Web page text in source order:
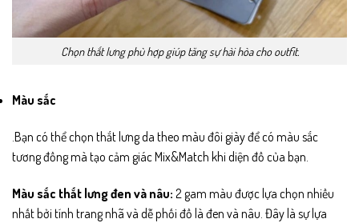
Chọn thắt lưng phù hợp giúp tăng sự hài hòa cho outfit.
Màu sắc
.Bạn có thể chọn thắt lưng da theo màu đôi giày để có màu sắc
tương đồng mà tạo cảm giác Mix&Match khi diện đồ của bạn.
Màu sắc thắt lưng đen và nâu: 2 gam màu được lựa chọn nhiều
nhất bởi tính trang nhã và dễ phối đồ là đen và nâu. Đây là sự lựa